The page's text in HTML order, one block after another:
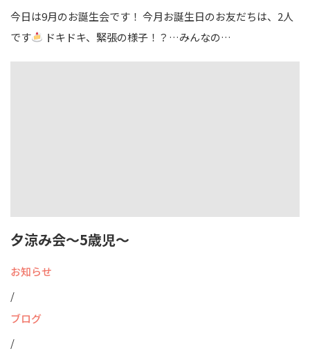
今日は9月のお誕生会です！ 今月お誕生日のお友だちは、2人
です
ドキドキ、緊張の様子！？…みんなの…
夕涼み会～5歳児～
お知らせ
/
ブログ
/